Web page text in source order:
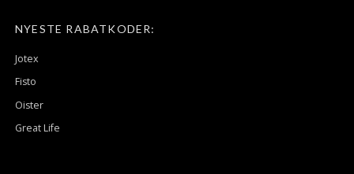
NYESTE RABATKODER:
Jotex
Fisto
Oister
Great Life